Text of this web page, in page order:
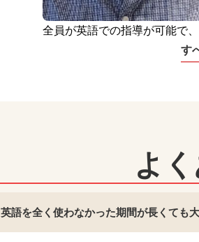
全員が英語での指導が可能で
す
よ
英語を全く使わなかった期間が長くても